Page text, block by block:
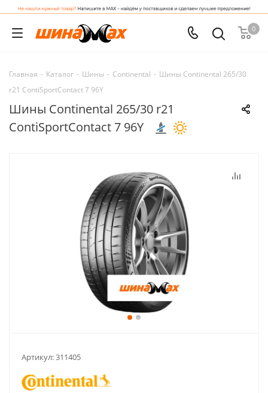
0
Главная - Каталог - Шины - Continental - Шины Continental 265/30
r21 ContiSportContact 7 96Y
Шины Continental 265/30 r21
ContiSportContact 7 96Y
Артикул:311405